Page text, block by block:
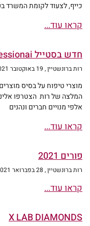
כייף, לצעוד לקומת המשרד
קראו עוד...
חדש בסטייל Organic Professionai
רות ברונשטיין 19 באוקטובר 2021
מוצרי טיפוח על בסיס
המלצה של רות הצטרפו
אלפי מנויים חברים ונהנים
קראו עוד...
פורים 2021
רות ברונשטיין 28 בפברואר 2021
קראו עוד...
X LAB DIAMONDS